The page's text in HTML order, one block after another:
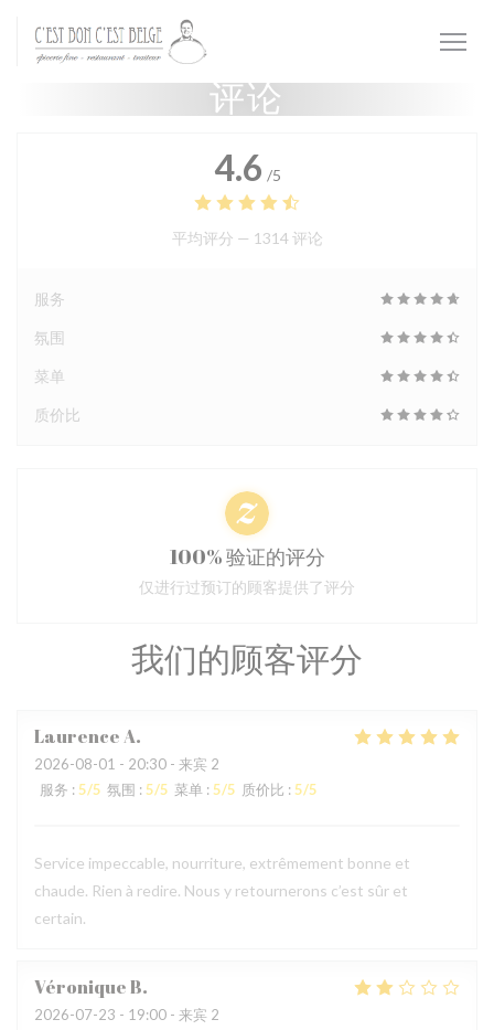
评论
我们的顾客评分
LaurenceA
2026-08-01 - 20:30 - 来宾 2
服务 : 5/5 氛围 : 5/5 菜单 : 5/5 质价比 : 5/5
Service impeccable, nourriture, extrêmement bonne et
chaude. Rien à redire. Nous y retournerons c’est sûr et
certain.
VéroniqueB
2026-07-23 - 19:00 - 来宾 2
4.6 /5
平均评分 — 1314 评论
服务
氛围
菜单
质价比
100% 验证的评分
仅进行过预订的顾客提供了评分